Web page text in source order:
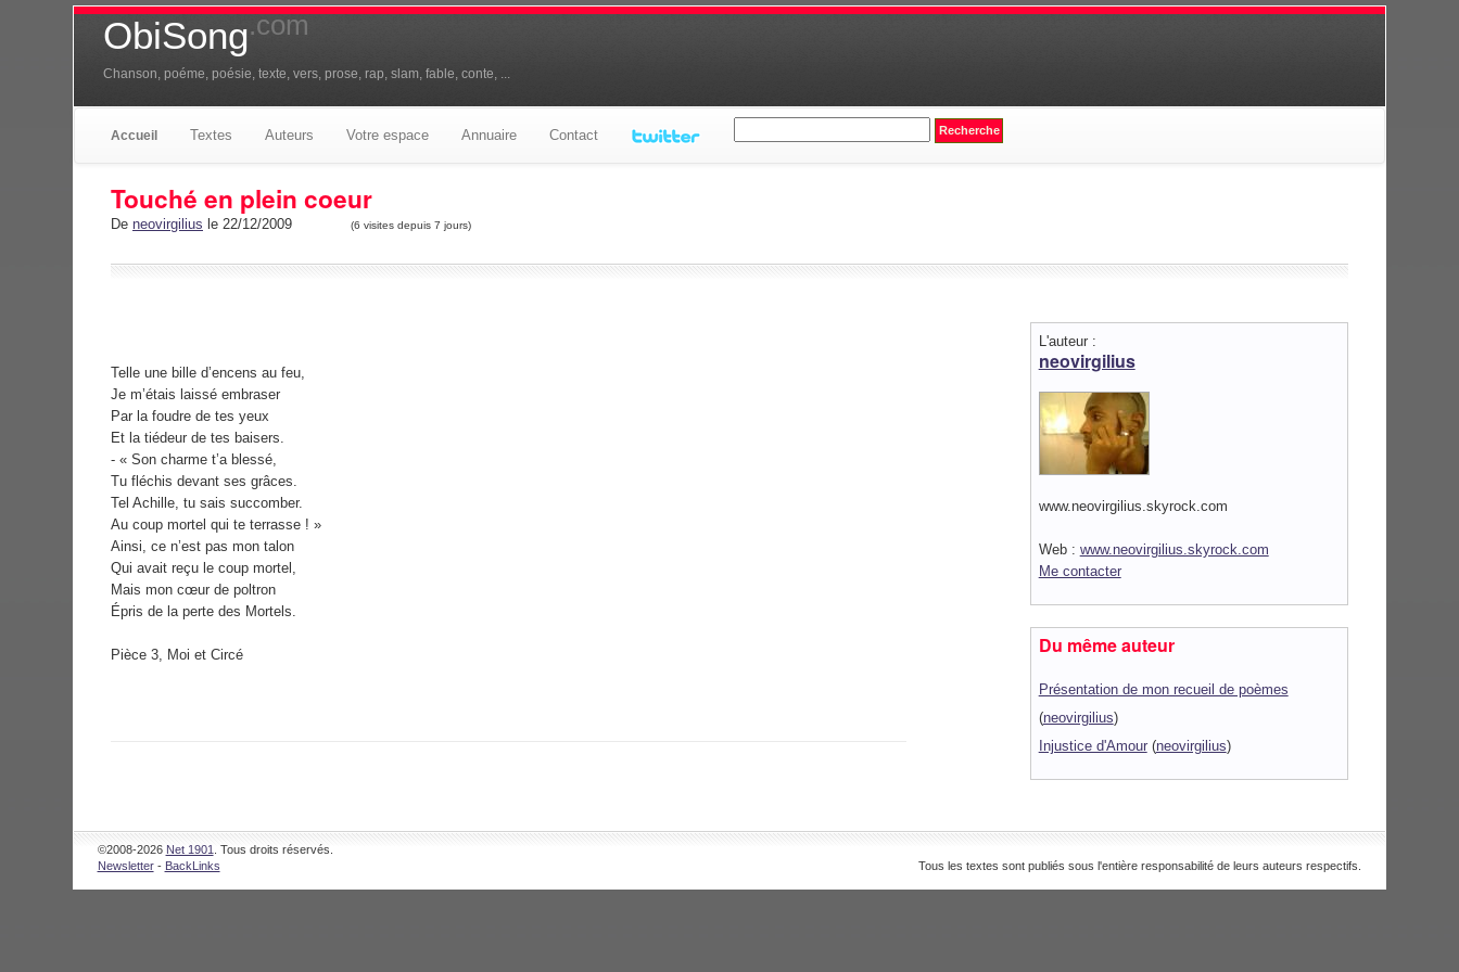
ObiSong.com
Chanson, poéme, poésie, texte, vers, prose, rap, slam, fable, conte, ...
Accueil Textes Auteurs Votre espace Annuaire Contact
Touché en plein coeur
De neovirgilius le 22/12/2009 (6 visites depuis 7 jours)
Telle une bille d’encens au feu,
Je m’étais laissé embraser
Par la foudre de tes yeux
Et la tiédeur de tes baisers.
- « Son charme t’a blessé,
Tu fléchis devant ses grâces.
Tel Achille, tu sais succomber.
Au coup mortel qui te terrasse ! »
Ainsi, ce n’est pas mon talon
Qui avait reçu le coup mortel,
Mais mon cœur de poltron
Épris de la perte des Mortels.
Pièce 3, Moi et Circé
L'auteur :
neovirgilius
www.neovirgilius.skyrock.com
Web : www.neovirgilius.skyrock.com
Me contacter
Du même auteur
Présentation de mon recueil de poèmes
(neovirgilius)
Injustice d'Amour(neovirgilius)
©2008-2026 Net 1901. Tous droits réservés.
Newsletter- BackLinks Tous les textes sont publiés sous l'entière responsabilité de leurs auteurs respectifs.